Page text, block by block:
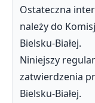
Ostateczna
należy do
Bielsku-Białej.
Niniejszy
zatwierdzenia
Bielsku-Białej.